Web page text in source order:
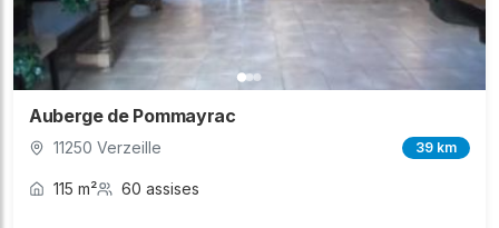
Auberge de Pommayrac
11250 Verzeille 39 km
115 m² 60 assises